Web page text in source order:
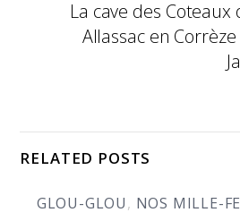
La cave des Coteaux
Allassac en
RELATED POSTS
GLOU-GLOU, NOS MILLE-